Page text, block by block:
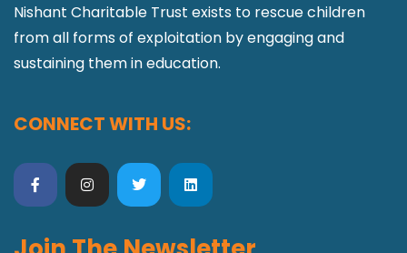
Nishant Charitable Trust exists to rescue children
from all forms of exploitation by engaging and
sustaining them in education.
CONNECT WITH US: